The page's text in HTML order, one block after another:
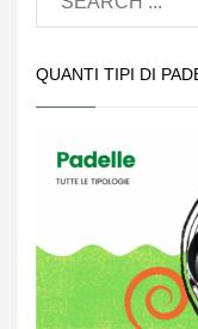
QUANTI TIPI DI